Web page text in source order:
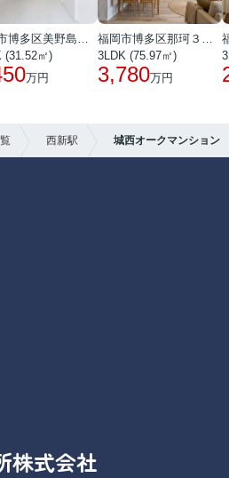
(31.52㎡)
万円
3LDK (75.97㎡)
3,780万円
西新駅 城西オークマンション
株式会社